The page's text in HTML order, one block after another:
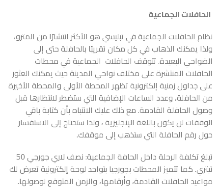
الحافلات الجماعية
نظام الحافلات الجماعية في تبليسي هو الأكثر انتشارًا من المترو،
ولذا يمكنك الذهاب في كل مكان تقريبًا بالحافلة حتى إلى
الضواحي البعيدة. تتوقف الحافلات الجماعية في محطات
الحافلات المنتشرة على مختلف نواحي المدينة حيث يمكنك العثور
على جداول زمنية إلكترونية تظهر المحطة الأولى والمحطة الأخيرة
من الحافلة، وعدد الساعات الإضافية التي ستضطر لانتظارها قبل
وصول الحافلة القادمة. مع ذلك عليك الانتباه بأن كتابة باقي
الوقفات لن يكون باللغة الإنجليزية ، ولذا ستحتاج إلى الاستفسار
حول رقم الحافلة التي ستذهب إلى موقفك.
تبلغ تكلفة الرحلة داخل الحافة الجماعية: نصف لاري جورجي 50
تيتري. كما تتميز المحطات بجورجيا بتواجد لوحة إلكترونية تعرض لك
مواعيد الحافلات القادمة، وأرقامها، والزمن المتوقع لوصولها.